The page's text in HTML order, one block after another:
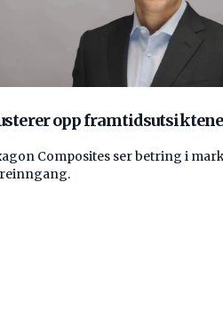
opp framtidsutsiktene
Composites ser betring i